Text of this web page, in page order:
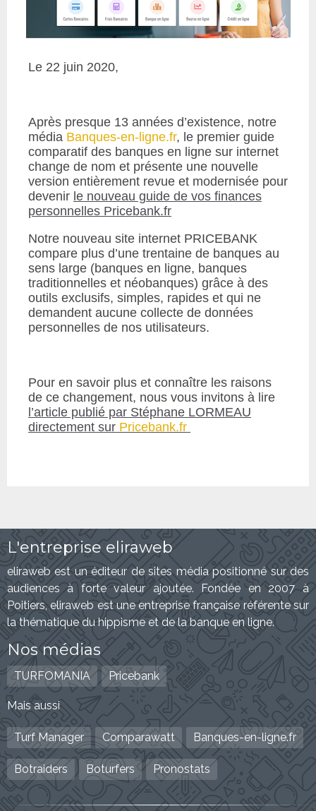
Le 22 juin 2020,
Après presque 13 années d’existence, notre
média Banques-en-ligne.fr, le premier guide
comparatif des banques en ligne sur internet
change de nom et présente une nouvelle
version entièrement revue et modernisée pour
devenir le nouveau guide de vos finances
personnelles Pricebank.fr
Notre nouveau site internet PRICEBANK
compare plus d’une trentaine de banques au
sens large (banques en ligne, banques
traditionnelles et néobanques) grâce à des
outils exclusifs, simples, rapides et qui ne
demandent aucune collecte de données
personnelles de nos utilisateurs.
Pour en savoir plus et connaître les raisons
de ce changement, nous vous invitons à lire
l’article publié par Stéphane LORMEAU
directement sur Pricebank.fr
L'entreprise eliraweb
eliraweb est un éditeur de sites média positionné sur des
audiences à forte valeur ajoutée. Fondée en 2007 à
Poitiers, eliraweb est une entreprise française référente sur
la thématique du hippisme et de la banque en ligne.
Nos médias
TURFOMANIA Pricebank
Mais aussi
Turf Manager Comparawatt Banques-en-ligne.fr
Botraiders Boturfers Pronostats